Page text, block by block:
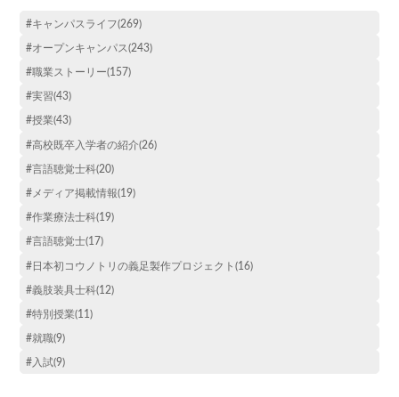
#キャンパスライフ(269)
#オープンキャンパス(243)
#職業ストーリー(157)
#実習(43)
#授業(43)
#高校既卒入学者の紹介(26)
#言語聴覚士科(20)
#メディア掲載情報(19)
#作業療法士科(19)
#言語聴覚士(17)
#日本初コウノトリの義足製作プロジェクト(16)
#義肢装具士科(12)
#特別授業(11)
#就職(9)
#入試(9)